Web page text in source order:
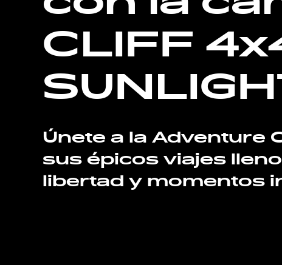
CLIFF
Únete a la Adventure
sus épicos viajes
libertad y momentos